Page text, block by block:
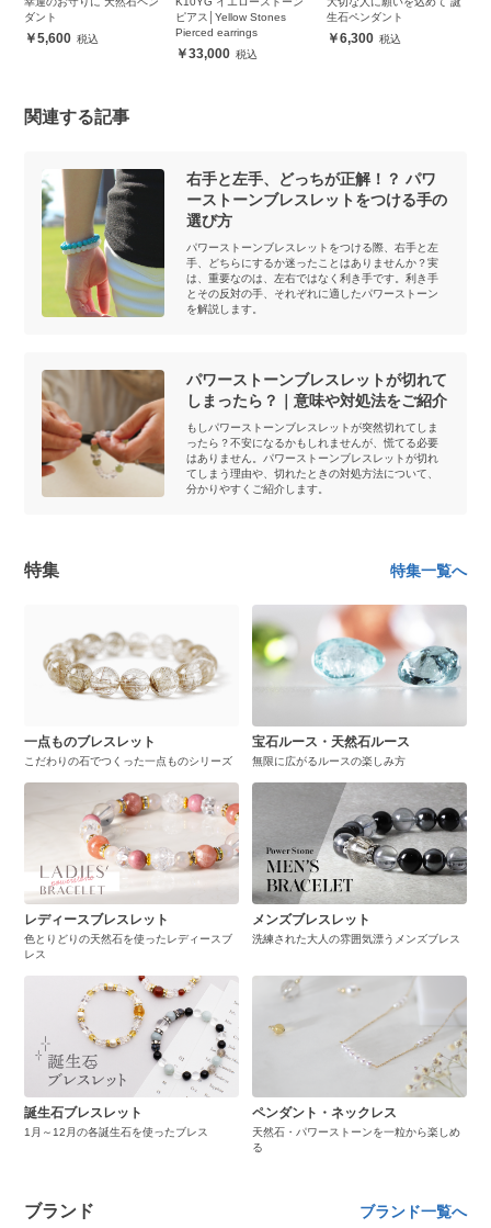
ダント
5,600
ピアス│Yellow Stones
Pierced earrings
33,000
生石ペンダント
6,300
関連する記事
右手と左手、どっちが正解！？ パワ
ーストーンブレスレットをつける手の
選び方
パワーストーンブレスレットをつける際、右手と左
手、どちらにするか迷ったことはありませんか？実
は、重要なのは、左右ではなく利き手です。利き手
とその反対の手、それぞれに適したパワーストーン
を解説します。
パワーストーンブレスレットが切れて
しまったら？｜意味や対処法をご紹介
もしパワーストーンブレスレットが突然切れてしま
ったら？不安になるかもしれませんが、慌てる必要
はありません。パワーストーンブレスレットが切れ
てしまう理由や、切れたときの対処方法について、
分かりやすくご紹介します。
特集 特集一覧へ
一点ものブレスレット
こだわりの石でつくった一点ものシリーズ
宝石ルース・天然石ルース
無限に広がるルースの楽しみ方
レディースブレスレット
色とりどりの天然石を使ったレディースブ
レス
メンズブレスレット
洗練された大人の雰囲気漂うメンズブレス
誕生石ブレスレット
1月～12月の各誕生石を使ったブレス
ペンダント・ネックレス
天然石・パワーストーンを一粒から楽しめ
る
ブランド ブランド一覧へ